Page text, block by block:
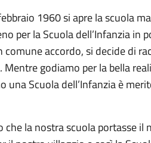
1960 si apre la scuola
per la Scuola dell’Infanzia in
comune accordo, si decide di
Mentre godiamo per la bella
una Scuola dell’Infanzia è
la nostra scuola portasse il